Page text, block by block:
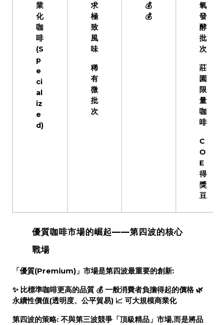
業
化
咖
啡
(S
p
e
ci
al
iz
e
d)
求
極
致
風
味
稀
有
微
批
次
💰
💰
氧
發
酵
批
次
莊
園
限
量
咖
啡
C
O
E
得
獎
豆
優質咖啡市場的崛起——第四波的核心
戰場
「優質(Premium)」市場是第四波最重要的創新:
✨ 比標準咖啡更高的品質 💰 一般消費者負擔得起的價格 🌿
永續性價值(透明度、公平貿易) 📈 可大規模商業化
第四波的策略: 不與第三波競爭「頂級精品」市場,而是將品